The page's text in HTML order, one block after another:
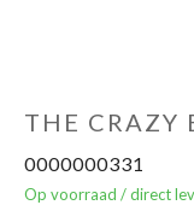
Geels Witteke De
THE CRAZY
0000000331
Op voorraad / direct